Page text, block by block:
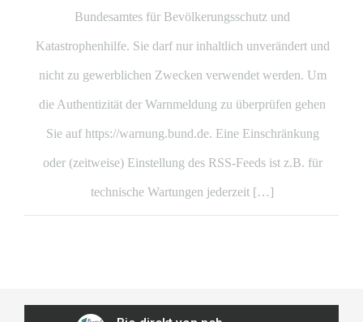
Bundesamtes für Bevölkerungsschutz und
Katastrophenhilfe. Sie darf nur inhaltlich unverändert und
nicht zu gewerblichen Zwecken verwendet werden. Um
die Authentizität der Warnmeldung zu überprüfen gehen
Sie auf https://warnung.bund.de. Eine Einschränkung
oder (zeitweise) Einstellung des RSS-Feeds ist z.B. für
technische Wartungen jederzeit […]